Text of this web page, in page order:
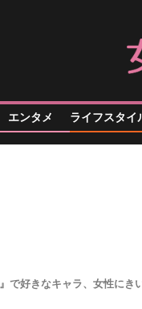
エンタメ ライフスタイ
』で好きなキャラ、女性に